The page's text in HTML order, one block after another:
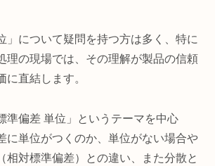
」について疑問を持つ方は多く、特に
理の現場では、その理解が製品の信頼
に直結します。
準偏差 単位」というテーマを中心
に単位がつくのか、単位がない場合や
相対標準偏差）との違い、また分散と